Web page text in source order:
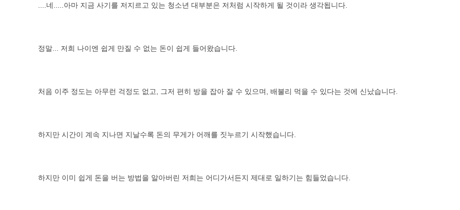
....네.....아마 지금 사기를 저지르고 있는 청소년 대부분은 저처럼 시작하게 될 것이라 생각됩니다.
정말... 저희 나이엔 쉽게 만질 수 없는 돈이 쉽게 들어왔습니다.
처음 이주 정도는 아무런 걱정도 없고, 그저 편히 방을 잡아 잘 수 있으며, 배불리 먹을 수 있다는 것에 신났습니다.
하지만 시간이 계속 지나면 지날수록 돈의 무게가 어깨를 짓누르기 시작했습니다.
하지만 이미 쉽게 돈을 버는 방법을 알아버린 저희는 어디가서든지 제대로 일하기는 힘들었습니다.